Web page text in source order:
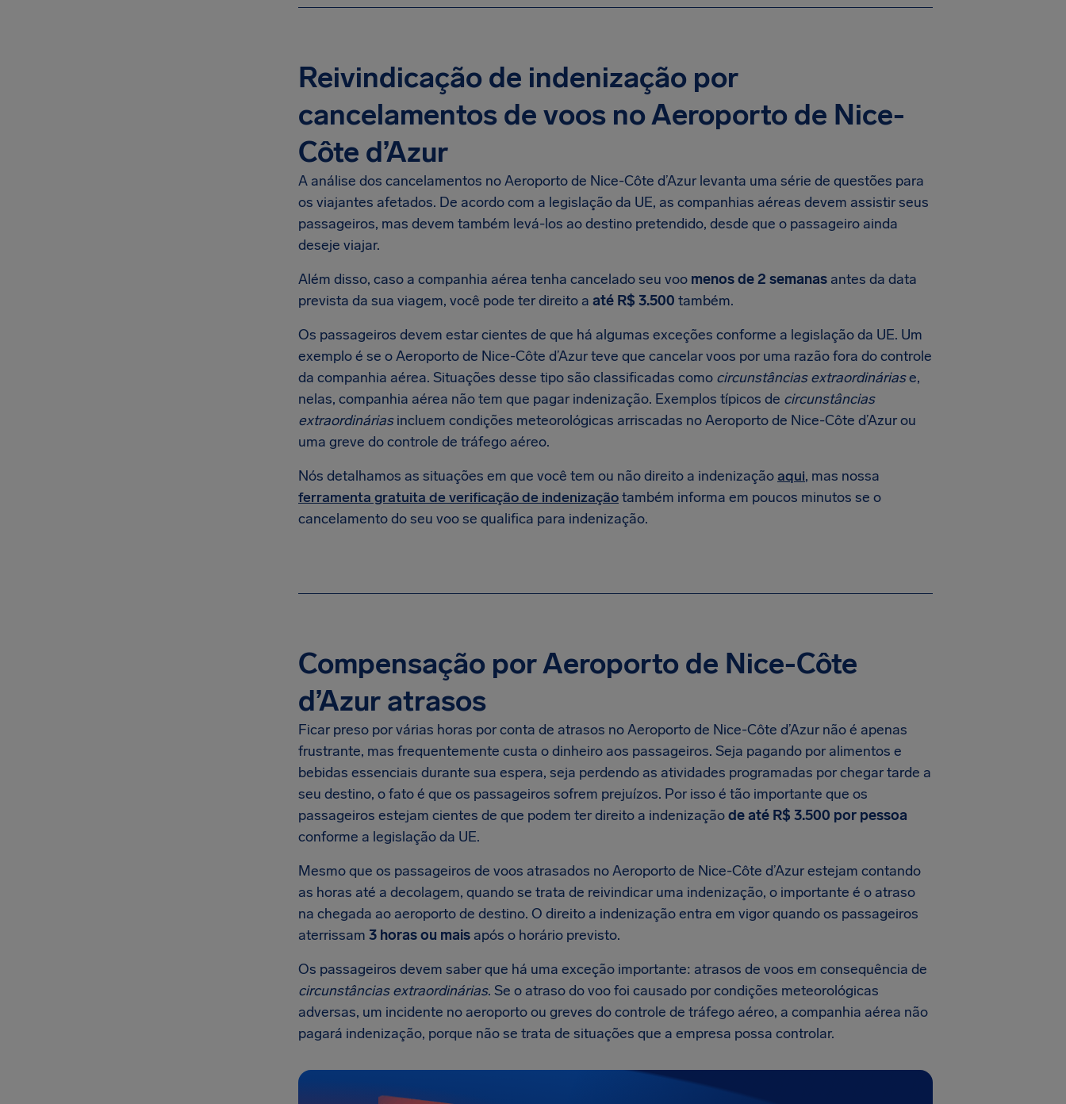
Reivindicação de indenização por
cancelamentos de voos no Aeroporto de Nice-
Côte d’Azur
A análise dos cancelamentos no Aeroporto de Nice-Côte d’Azur levanta uma série de questões para
os viajantes afetados. De acordo com a legislação da UE, as companhias aéreas devem assistir seus
passageiros, mas devem também levá-los ao destino pretendido, desde que o passageiro ainda
deseje viajar.
Além disso, caso a companhia aérea tenha cancelado seu voo menos de 2 semanas antes da data
prevista da sua viagem, você pode ter direito a até R$ 3.500 também.
Os passageiros devem estar cientes de que há algumas exceções conforme a legislação da UE. Um
exemplo é se o Aeroporto de Nice-Côte d’Azur teve que cancelar voos por uma razão fora do controle
da companhia aérea. Situações desse tipo são classificadas como circunstâncias extraordináriase,
nelas, companhia aérea não tem que pagar indenização. Exemplos típicos de circunstâncias
extraordináriasincluem condições meteorológicas arriscadas no Aeroporto de Nice-Côte d’Azur ou
uma greve do controle de tráfego aéreo.
Nós detalhamos as situações em que você tem ou não direito a indenizaçãoaqui, mas nossa
ferramenta gratuita de verificação de indenizaçãotambém informa em poucos minutos se o
cancelamento do seu voo se qualifica para indenização.
Compensação por Aeroporto de Nice-Côte
d’Azur atrasos
Ficar preso por várias horas por conta de atrasos no Aeroporto de Nice-Côte d’Azur não é apenas
frustrante, mas frequentemente custa o dinheiro aos passageiros. Seja pagando por alimentos e
bebidas essenciais durante sua espera, seja perdendo as atividades programadas por chegar tarde a
seu destino, o fato é que os passageiros sofrem prejuízos. Por isso é tão importante que os
passageiros estejam cientes de que podem ter direito a indenizaçãode até R$ 3.500 por pessoa
conforme a legislação da UE.
Mesmo que os passageiros de voos atrasados no Aeroporto de Nice-Côte d’Azur estejam contando
as horas até a decolagem, quando se trata de reivindicar uma indenização, o importante é o atraso
na chegada ao aeroporto de destino. O direito a indenização entra em vigor quando os passageiros
aterrissam 3 horas ou mais após o horário previsto.
Os passageiros devem saber que há uma exceção importante: atrasos de voos em consequência de
circunstâncias extraordinárias. Se o atraso do voo foi causado por condições meteorológicas
adversas, um incidente no aeroporto ou greves do controle de tráfego aéreo, a companhia aérea não
pagará indenização, porque não se trata de situações que a empresa possa controlar.